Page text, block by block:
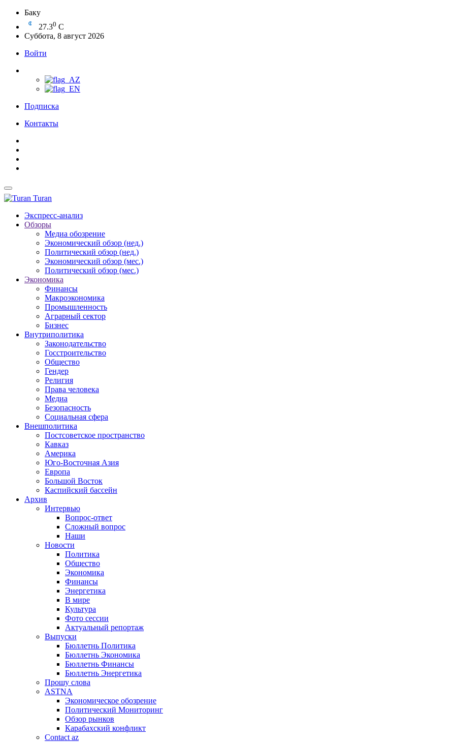
Баку
27.30 C
Суббота, 8 август 2026
Войти
Подписка
Контакты
Turan
Экспресс-анализ
Обзоры
Медиа обозрение
Экономический обзор (нед.)
Политический обзор (нед.)
Экономический обзор (мес.)
Политический обзор (мес.)
Экономика
Финансы
Макроэкономика
Промышленность
Аграрный сектор
Бизнес
Внутриполитика
Законодательство
Госстроительство
Общество
Гендер
Религия
Права человека
Медиа
Безопасность
Социальная сфера
Внешполитика
Постсоветское пространство
Кавказ
Америка
Юго-Восточная Азия
Европа
Большой Восток
Каспийский бассейн
Архив
Интервью
Вопрос-ответ
Сложный вопрос
Наши
Новости
Политика
Общество
Экономика
Финансы
Энергетика
В мире
Культура
Фото сессии
Актуальный репортаж
Выпуски
Бюллетнь Политика
Бюллетнь Экономика
Бюллетнь Финансы
Бюллетнь Энергетика
Прошу слова
ASTNA
Экономическое обозрение
Политический Мониторинг
Обзор рынков
Карабахский конфликт
Contact az